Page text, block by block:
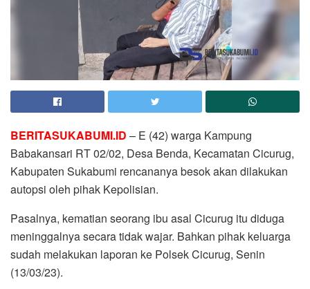
BERITASUKABUMI.ID – E (42) warga Kampung
Babakansari RT 02/02, Desa Benda, Kecamatan Cicurug,
Kabupaten Sukabumi rencananya besok akan dilakukan
autopsi oleh pihak Kepolisian.
Pasalnya, kematian seorang ibu asal Cicurug itu diduga
meninggalnya secara tidak wajar. Bahkan pihak keluarga
sudah melakukan laporan ke Polsek Cicurug, Senin
(13/03/23).